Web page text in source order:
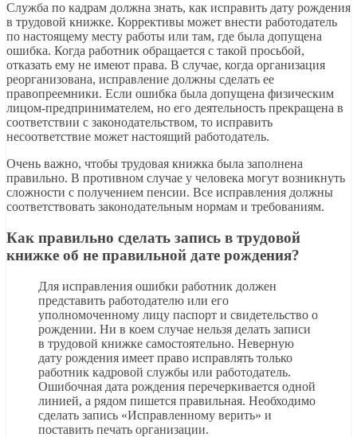
Служба по кадрам должна знать, как исправить дату рождения
в трудовой книжке. Коррективы может внести работодатель
по настоящему месту работы или там, где была допущена
ошибка. Когда работник обращается с такой просьбой,
отказать ему не имеют права. В случае, когда организация
реорганизована, исправление должны сделать ее
правопреемники. Если ошибка была допущена физическим
лицом-предпринимателем, но его деятельность прекращена в
соответствии с законодательством, то исправить
несоответствие может настоящий работодатель.
Очень важно, чтобы трудовая книжка была заполнена
правильно. В противном случае у человека могут возникнуть
сложности с получением пенсии. Все исправления должны
соответствовать законодательным нормам и требованиям.
Как правильно сделать запись в трудовой
книжке об не правильной дате рождения?
Для исправления ошибки работник должен
представить работодателю или его
уполномоченному лицу паспорт и свидетельство о
рождении. Ни в коем случае нельзя делать записи
в трудовой книжке самостоятельно. Неверную
дату рождения имеет право исправлять только
работник кадровой службы или работодатель.
Ошибочная дата рождения перечеркивается одной
линией, а рядом пишется правильная. Необходимо
сделать запись «Исправленному верить» и
поставить печать организации.